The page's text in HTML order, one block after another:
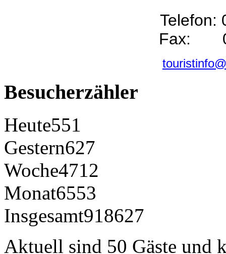
Telefon:
Fax:
Besucherzähler
Heute551
Gestern627
Woche4712
Monat6553
Insgesamt918627
Aktuell sind 50 Gäste und